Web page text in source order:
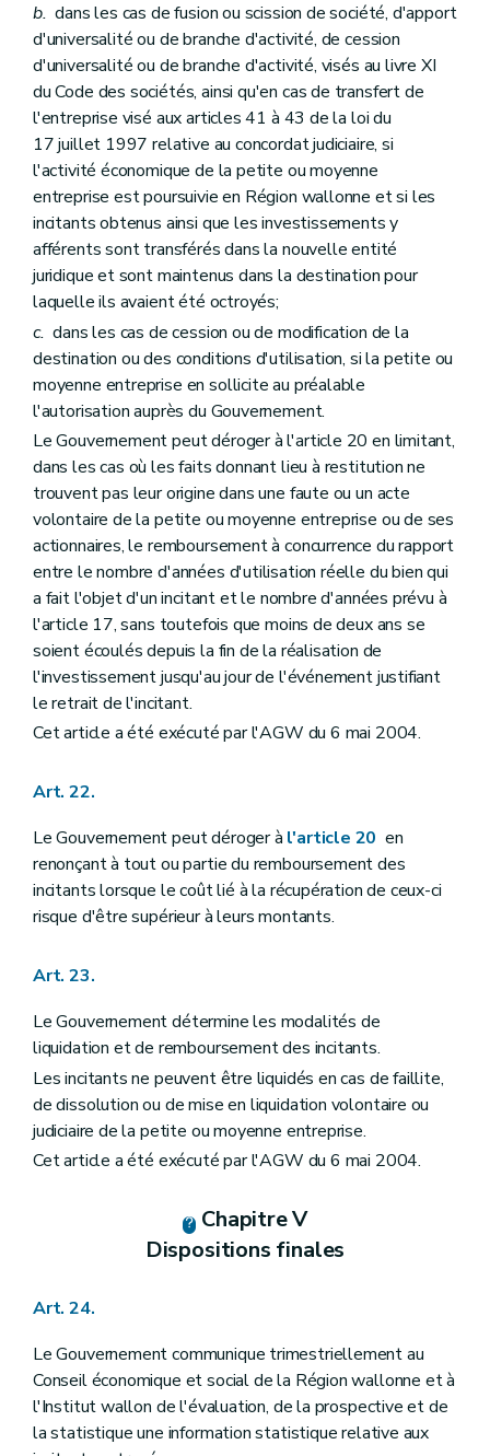
b. dans les cas de fusion ou scission de société, d'apport
d'universalité ou de branche d'activité, de cession
d'universalité ou de branche d'activité, visés au livre XI
du Code des sociétés, ainsi qu'en cas de transfert de
l'entreprise visé aux articles 41 à 43 de la loi du
17 juillet 1997 relative au concordat judiciaire, si
l'activité économique de la petite ou moyenne
entreprise est poursuivie en Région wallonne et si les
incitants obtenus ainsi que les investissements y
afférents sont transférés dans la nouvelle entité
juridique et sont maintenus dans la destination pour
laquelle ils avaient été octroyés;
c. dans les cas de cession ou de modification de la
destination ou des conditions d'utilisation, si la petite ou
moyenne entreprise en sollicite au préalable
l'autorisation auprès du Gouvernement.
Le Gouvernement peut déroger à l'article 20 en limitant,
dans les cas où les faits donnant lieu à restitution ne
trouvent pas leur origine dans une faute ou un acte
volontaire de la petite ou moyenne entreprise ou de ses
actionnaires, le remboursement à concurrence du rapport
entre le nombre d'années d'utilisation réelle du bien qui
a fait l'objet d'un incitant et le nombre d'années prévu à
l'article 17, sans toutefois que moins de deux ans se
soient écoulés depuis la fin de la réalisation de
l'investissement jusqu'au jour de l'événement justifiant
le retrait de l'incitant.
Cet article a été exécuté par l'AGW du 6 mai 2004.
Art. 22.
Le Gouvernement peut déroger à l'article 20 en
renonçant à tout ou partie du remboursement des
incitants lorsque le coût lié à la récupération de ceux-ci
risque d'être supérieur à leurs montants.
Art. 23.
Le Gouvernement détermine les modalités de
liquidation et de remboursement des incitants.
Les incitants ne peuvent être liquidés en cas de faillite,
de dissolution ou de mise en liquidation volontaire ou
judiciaire de la petite ou moyenne entreprise.
Cet article a été exécuté par l'AGW du 6 mai 2004.
Chapitre V
Dispositions finales
Art. 24.
Le Gouvernement communique trimestriellement au
Conseil économique et social de la Région wallonne et à
l'Institut wallon de l'évaluation, de la prospective et de
la statistique une information statistique relative aux